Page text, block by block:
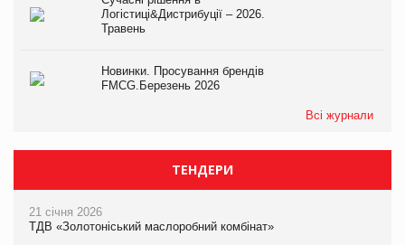
Логістиці&Дистрибуції – 2026.
Травень
Новинки. Просування брендів
FMCG.Березень 2026
Всі журнали
ТЕНДЕРИ
21 січня 2026
ТДВ «Золотоніський маслоробний комбінат»